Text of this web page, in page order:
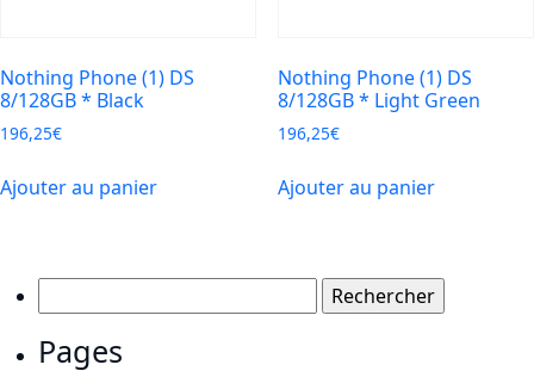
Nothing Phone (1) DS
8/128GB * Black
196,25€
Ajouter au panier
Nothing Phone (1) DS
8/128GB * Light Green
196,25€
Ajouter au panier
Pages